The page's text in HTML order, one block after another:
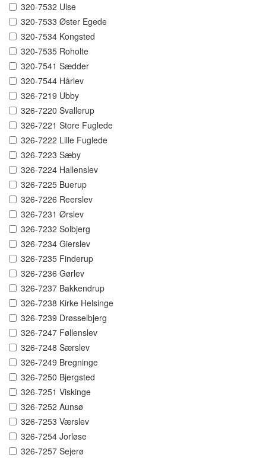
320-7532 Ulse
320-7533 Øster Egede
320-7534 Kongsted
320-7535 Roholte
320-7541 Sædder
320-7544 Hårlev
326-7219 Ubby
326-7220 Svallerup
326-7221 Store Fuglede
326-7222 Lille Fuglede
326-7223 Sæby
326-7224 Hallenslev
326-7225 Buerup
326-7226 Reerslev
326-7231 Ørslev
326-7232 Solbjerg
326-7234 Gierslev
326-7235 Finderup
326-7236 Gørlev
326-7237 Bakkendrup
326-7238 Kirke Helsinge
326-7239 Drøsselbjerg
326-7247 Føllenslev
326-7248 Særslev
326-7249 Bregninge
326-7250 Bjergsted
326-7251 Viskinge
326-7252 Aunsø
326-7253 Værslev
326-7254 Jorløse
326-7257 Sejerø